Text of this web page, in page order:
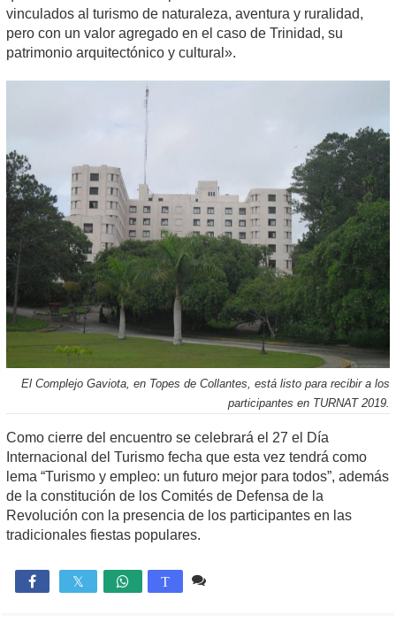
vinculados al turismo de naturaleza, aventura y ruralidad,
pero con un valor agregado en el caso de Trinidad, su
patrimonio arquitectónico y cultural».
El Complejo Gaviota, en Topes de Collantes, está listo para recibir a los
participantes en TURNAT 2019.
Como cierre del encuentro se celebrará el 27 el Día
Internacional del Turismo fecha que esta vez tendrá como
lema “Turismo y empleo: un futuro mejor para todos”, además
de la constitución de los Comités de Defensa de la
Revolución con la presencia de los participantes en las
tradicionales fiestas populares.
 T